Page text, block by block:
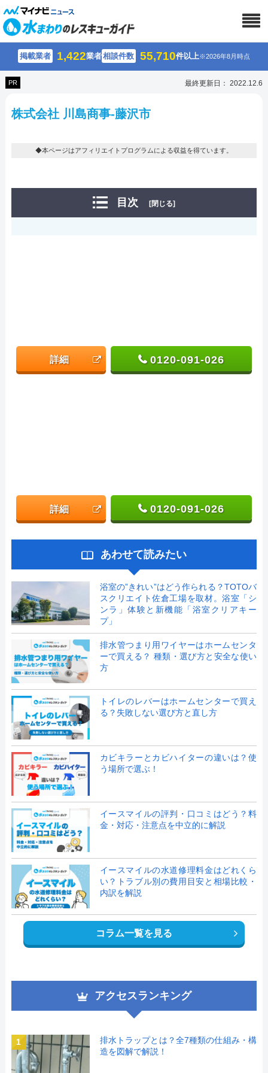
掲載業者 1,422業者相談件数 55,710件以上※2026年8月時点
PR 最終更新日： 2022.12.6
株式会社 川島商事-藤沢市
◆本ページはアフィリエイトプログラムによる収益を得ています。
目次 [閉じる]
詳細 0120-091-026
詳細 0120-091-026
あわせて読みたい
浴室の”きれい”はどう作られる？TOTOバ
スクリエイト佐倉工場を取材。浴室「シ
ンラ」体験と新機能「浴室クリアキー
プ」
排水管つまり用ワイヤーはホームセンタ
ーで買える？ 種類・選び方と安全な使い
方
トイレのレバーはホームセンターで買え
る？失敗しない選び方と直し方
カビキラーとカビハイターの違いは？使
う場所で選ぶ！
イースマイルの評判・口コミはどう？料
金・対応・注意点を中立的に解説
イースマイルの水道修理料金はどれくら
い？トラブル別の費用目安と相場比較・
内訳を解説
コラム一覧を見る
アクセスランキング
1
排水トラップとは？全7種類の仕組み・構
造を図解で解説！